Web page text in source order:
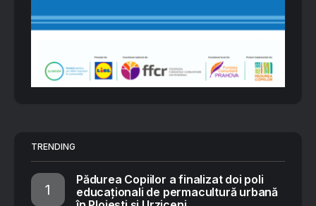
TRENDING
Pădurea Copiilor a finalizat doi poli
educaționali de permacultură urbană